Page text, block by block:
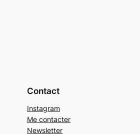
Contact
Instagram
Me contacter
Newsletter